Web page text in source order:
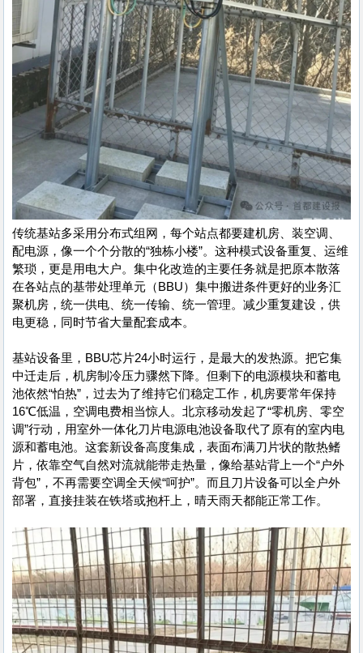
传统基站多采用分布式组网，每个站点都要建机房、装空调、
配电源，像一个个分散的“独栋小楼”。这种模式设备重复、运维
繁琐，更是用电大户。集中化改造的主要任务就是把原本散落
在各站点的基带处理单元（BBU）集中搬进条件更好的业务汇
聚机房，统一供电、统一传输、统一管理。减少重复建设，供
电更稳，同时节省大量配套成本。
基站设备里，BBU芯片24小时运行，是最大的发热源。把它集
中迁走后，机房制冷压力骤然下降。但剩下的电源模块和蓄电
池依然“怕热”，过去为了维持它们稳定工作，机房要常年保持
16℃低温，空调电费相当惊人。北京移动发起了“零机房、零空
调”行动，用室外一体化刀片电源电池设备取代了原有的室内电
源和蓄电池。这套新设备高度集成，表面布满刀片状的散热鳍
片，依靠空气自然对流就能带走热量，像给基站背上一个“户外
背包”，不再需要空调全天候“呵护”。而且刀片设备可以全户外
部署，直接挂装在铁塔或抱杆上，晴天雨天都能正常工作。